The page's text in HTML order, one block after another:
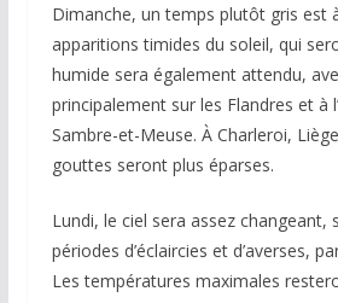
Dimanche, un temps plutôt gris est
apparitions timides du soleil, qui
humide sera également attendu,
principalement sur les Flandres et à
Sambre-et-Meuse. À Charleroi,
gouttes seront plus éparses.
Lundi, le ciel sera assez changeant,
périodes d’éclaircies et d’averses,
Les températures maximales